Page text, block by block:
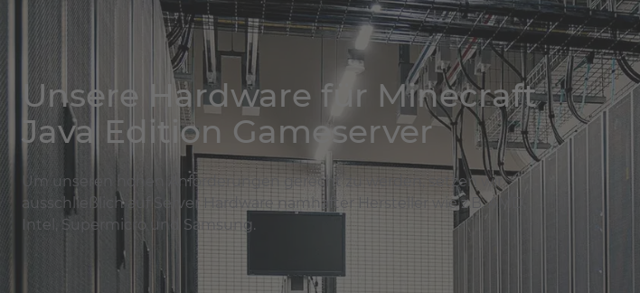
Unsere Hardware für Minecraft
Java Edition Gameserver
Um unseren hohen Anforderungen gerecht zu werden, setzen wir
ausschließlich auf Server Hardware namhafter Hersteller wie z.B. AMD,
Intel, Supermicro und Samsung.